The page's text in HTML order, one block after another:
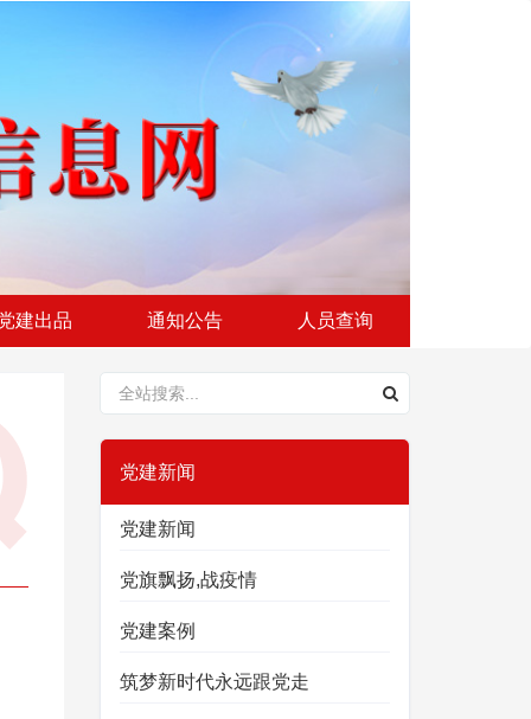
建出品 通知公告 人员查询
党建新闻
党建新闻
党旗飘扬,战疫情
党建案例
筑梦新时代永远跟党走